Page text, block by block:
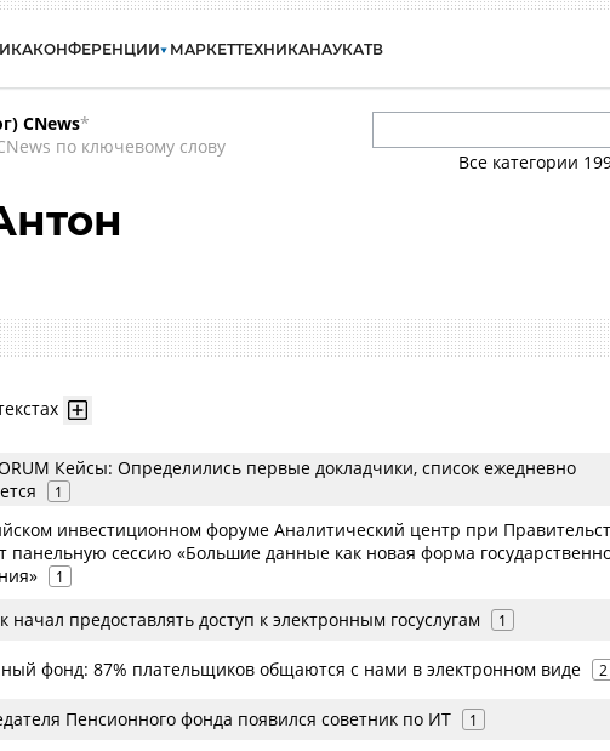
КОНФЕРЕНЦИИ МАРКЕТТЕХНИКАНАУКАТВ
CNews*
по ключевому слову
Все категории
Кейсы: Определились первые докладчики, список ежедневно
1
инвестиционном форуме Аналитический центр при
панельную сессию «Большие данные как новая форма
1
начал предоставлять доступ к электронным госуслугам 1
фонд: 87% плательщиков общаются с нами в электронном виде 2
Пенсионного фонда появился советник по ИТ 1